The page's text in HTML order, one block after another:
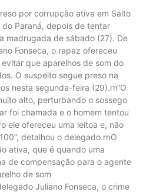
por corrupção ativa em Salto
Paraná, depois de tentar
madrugada de sábado (27). De
Fonseca, o rapaz ofereceu
que aparelhos de som do
O suspeito segue preso na
nesta segunda-feira (29).rn“O
alto, perturbando o sossego
foi chamada e o homem tentou
ele ofereceu uma leitoa e, não
detalhou o delegado.rnO
ativa, que é quando uma
de compensação para o agente
de som
Juliano Fonseca, o crime